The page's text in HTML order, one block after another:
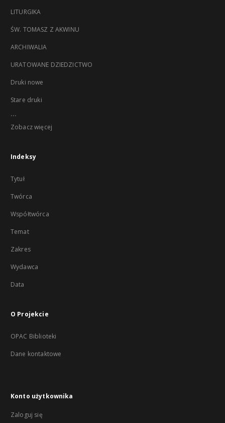
LITURGIKA
ŚW. TOMASZ Z AKWINU
ARCHIWALIA
URATOWANE DZIEDZICTWO
Druki nowe
Stare druki
...
Zobacz więcej
Indeksy
Tytuł
Twórca
Współtwórca
Temat
Zakres
Wydawca
Data
O Projekcie
OPAC Biblioteki
Dane kontaktowe
Konto użytkownika
Zaloguj się